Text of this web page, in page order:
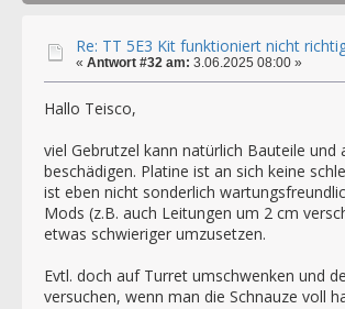
Re: TT 5E3 Kit funktioniert nicht
« Antwort #32 am: 3.06.2025 08:00 »
Hallo Teisco,
viel Gebrutzel kann natürlich Bauteile und
beschädigen. Platine ist an sich keine
ist eben nicht sonderlich
Mods (z.B. auch Leitungen um 2 cm
etwas schwieriger umzusetzen.
Evtl. doch auf Turret umschwenken und
versuchen, wenn man die Schnauze voll